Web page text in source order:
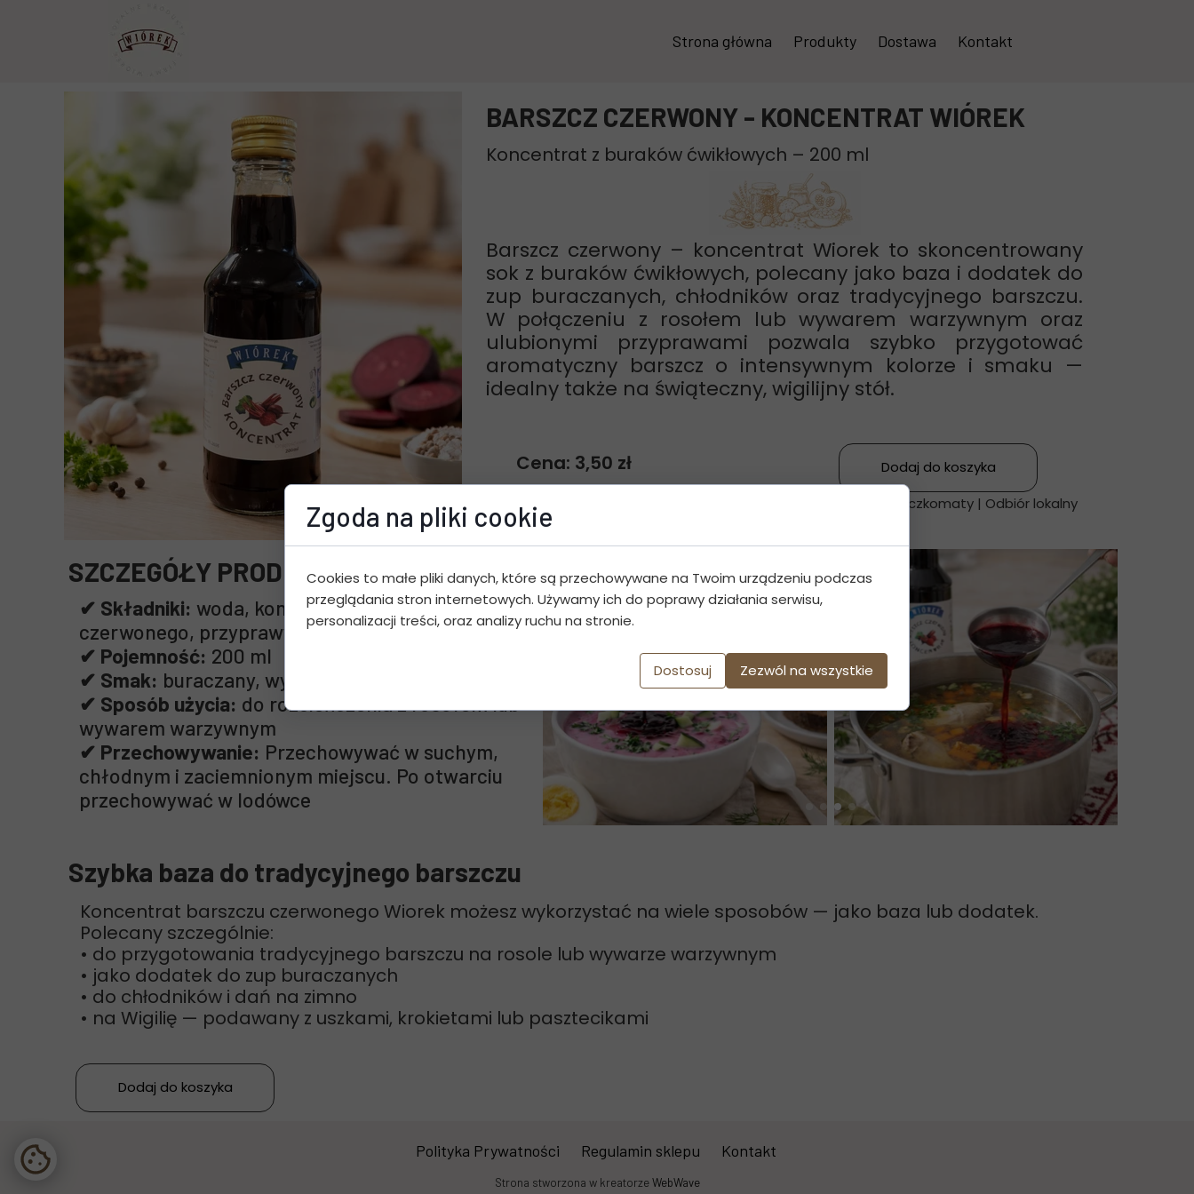
Strona główna Produkty
Soki
Konfitury, dżemy i powidła
Syropy
Sałatki i warzywa
Pasty warzywne
Zestawy
Sosy, chrzany i inne dodatki
Pakowanie
Dostawa Kontakt
Barszcz czerwony – koncentrat Wiorek to skoncentrowany
sok z buraków ćwikłowych, polecany jako baza i dodatek do
zup buraczanych, chłodników oraz tradycyjnego barszczu.
W połączeniu z rosołem lub wywarem warzywnym oraz
ulubionymi przyprawami pozwala szybko przygotować
aromatyczny barszcz o intensywnym kolorze i smaku —
idealny także na świąteczny, wigilijny stół.
Koncentrat z buraków ćwikłowych – 200 ml
Dostawa kurierska | Paczkomaty | Odbiór lokalny
Dodaj do koszyka
Koncentrat barszczu czerwonego Wiorek możesz wykorzystać na wiele sposobów — jako baza lub dodatek.
Polecany szczególnie:
• do przygotowania tradycyjnego barszczu na rosole lub wywarze warzywnym
• jako dodatek do zup buraczanych
• do chłodników i dań na zimno
• na Wigilię — podawany z uszkami, krokietami lub pasztecikami
Szybka baza do tradycyjnego barszczu
✔ Składniki: woda, koncentrat soku z buraka
czerwonego, przyprawy
✔ Pojemność: 200 ml
✔ Smak: buraczany, wyrazisty
✔ Sposób użycia: do rozcieńczenia z rosołem lub
wywarem warzywnym
✔ Przechowywanie: Przechowywać w suchym,
chłodnym i zaciemnionym miejscu. Po otwarciu
przechowywać w lodówce
SZCZEGÓŁY PRODUKTU:
Dodaj do koszyka
BARSZCZ CZERWONY - KONCENTRAT WIÓREK
Cena: 3,50 zł
Polityka Prywatności Regulamin sklepu Kontakt
Strona stworzona w kreatorzeWebWave
Zgoda na pliki cookie
Cookies to małe pliki danych, które są przechowywane na Twoim urządzeniu podczas
przeglądania stron internetowych. Używamy ich do poprawy działania serwisu,
personalizacji treści, oraz analizy ruchu na stronie.
Dostosuj Zezwól na wszystkie